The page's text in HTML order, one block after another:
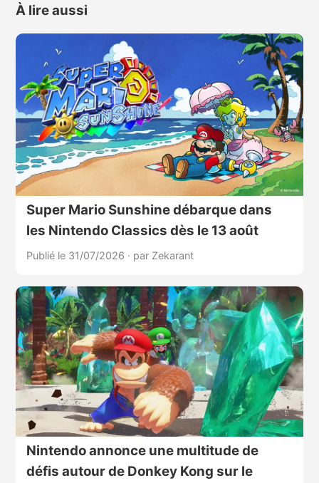
À lire aussi
Super Mario Sunshine débarque dans
les Nintendo Classics dès le 13 août
Publié le 31/07/2026 · par Zekarant
Nintendo annonce une multitude de
défis autour de Donkey Kong sur le